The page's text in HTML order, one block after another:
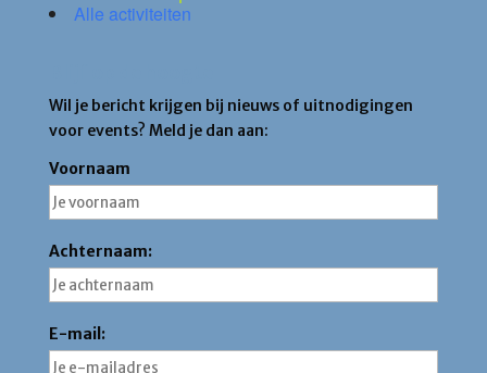
Alle activiteiten
Wil je bericht krijgen bij nieuws of uitnodigingen
voor events? Meld je dan aan:
Voornaam
Achternaam:
E-mail: